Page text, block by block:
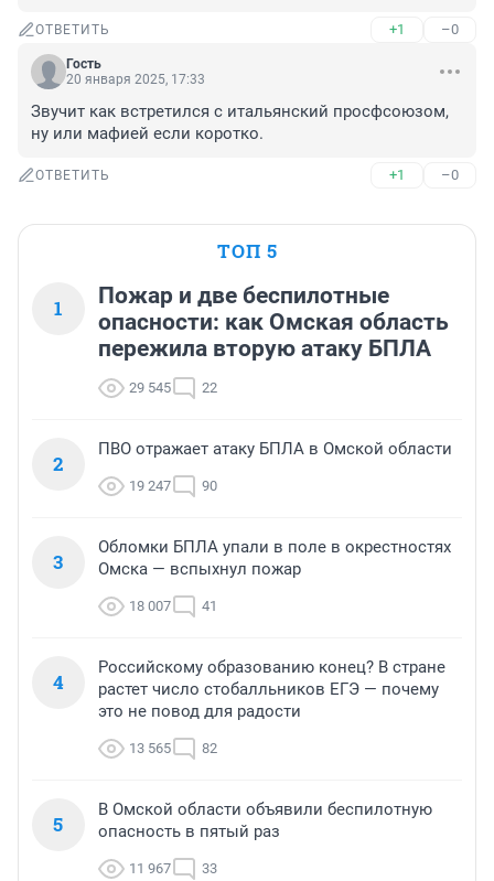
ОТВЕТИТЬ +1 –0
Гость
20 января 2025, 17:33
Звучит как встретился с итальянский просфсоюзом,
ну или мафией если коротко.
ОТВЕТИТЬ +1 –0
ТОП 5
1
Пожар и две беспилотные
опасности: как Омская область
пережила вторую атаку БПЛА
29 545 22
2
ПВО отражает атаку БПЛА в Омской области
19 247 90
3
Обломки БПЛА упали в поле в окрестностях
Омска — вспыхнул пожар
18 007 41
4
Российскому образованию конец? В стране
растет число стобалльников ЕГЭ — почему
это не повод для радости
13 565 82
5
В Омской области объявили беспилотную
опасность в пятый раз
11 967 33